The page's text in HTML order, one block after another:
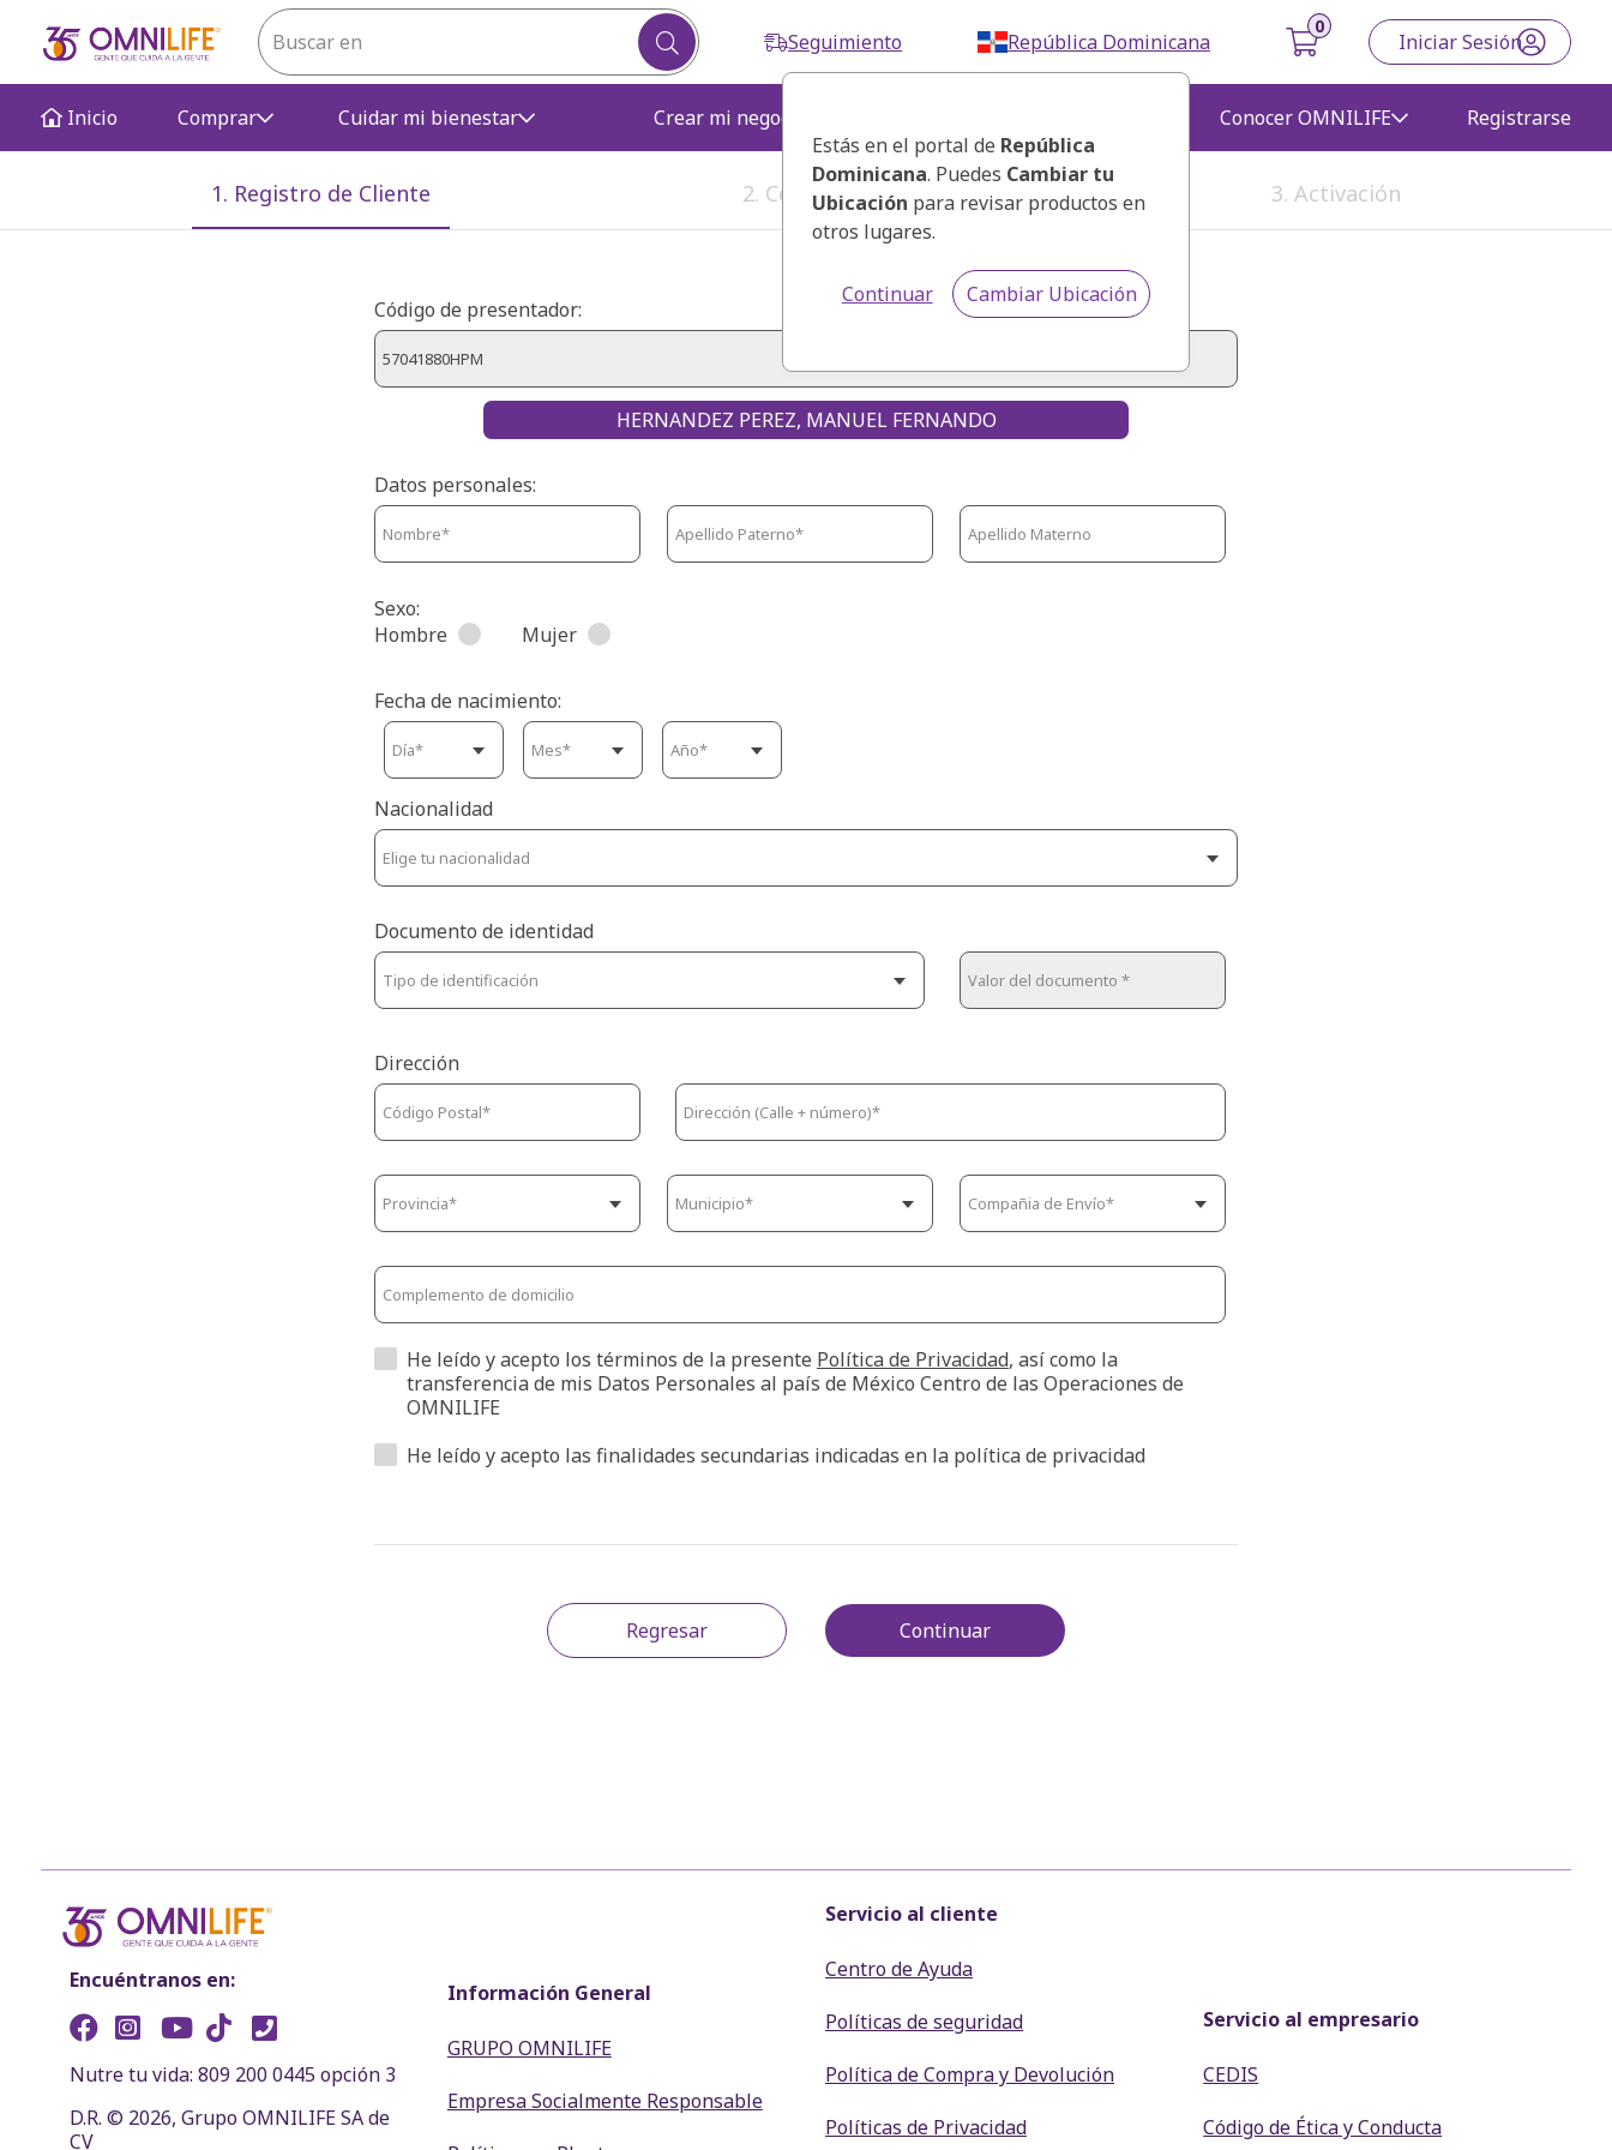
Seguimiento República Dominicana Iniciar Sesión
Inicio Comprar Cuidar mi bienestar Crear mi negocio Conocer OMNILIFE
Registrarse
Estás en el portal de República
Dominicana. Puedes Cambiar tu
Ubicación para revisar productos en
otros lugares.
Continuar Cambiar Ubicación
1. Registro de Cliente 2. Correo Electrónico 3. Activación
Código de presentador:
HERNANDEZ PEREZ, MANUEL FERNANDO
Datos personales:
Sexo:
Hombre
Mujer
Fecha de nacimiento:
Nacionalidad
Documento de identidad
Dirección
He leído y acepto los términos de la presente Política de Privacidad, así como la
transferencia de mis Datos Personales al país de México Centro de las Operaciones de
OMNILIFE
He leído y acepto las finalidades secundarias indicadas en la política de privacidad
Regresar Continuar
Encuéntranos en:
Nutre tu vida: 809 200 0445 opción 3
D.R. © 2026, Grupo OMNILIFE SA de
CV
Información General
GRUPO OMNILIFE
Empresa Socialmente Responsable
Servicio al cliente
Centro de Ayuda
Políticas de seguridad
Política de Compra y Devolución
Políticas de Privacidad
Servicio al empresario
CEDIS
Código de Ética y Conducta